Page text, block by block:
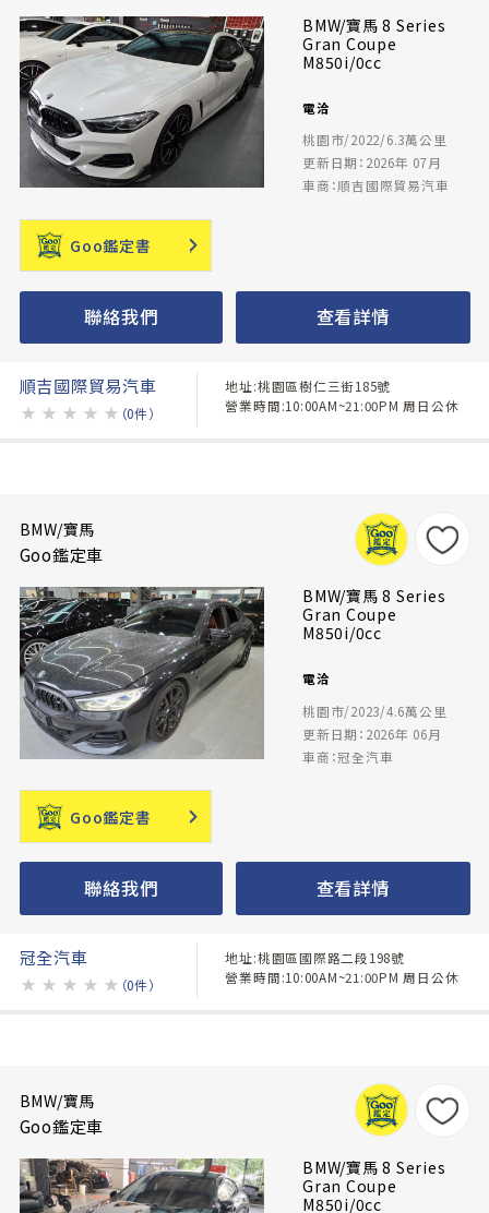
BMW/寶馬 8 Series
Gran Coupe
M850i/0cc
電洽
桃園市/2022/6.3萬公里
更新日期：2026年 07月
車商：順吉國際貿易汽車
Goo鑑定書
聯絡我們 查看詳情
順吉國際貿易汽車
★ ★ ★ ★ ★ （0件）
地址:桃園區樹仁三街185號
營業時間:10:00AM~21:00PM 周日公休
BMW/寶馬
Goo鑑定車
BMW/寶馬 8 Series
Gran Coupe
M850i/0cc
電洽
桃園市/2023/4.6萬公里
更新日期：2026年 06月
車商：冠全汽車
Goo鑑定書
聯絡我們 查看詳情
冠全汽車
★ ★ ★ ★ ★ （0件）
地址:桃園區國際路二段198號
營業時間:10:00AM~21:00PM 周日公休
BMW/寶馬
Goo鑑定車
BMW/寶馬 8 Series
Gran Coupe
M850i/0cc